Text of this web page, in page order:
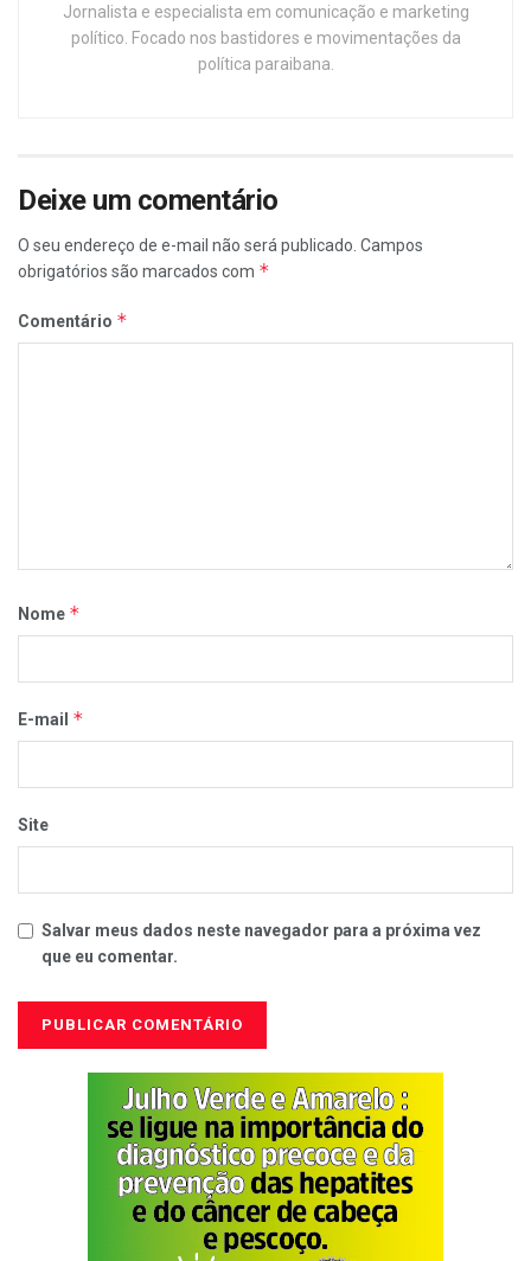
Jornalista e especialista em comunicação e marketing
político. Focado nos bastidores e movimentações da
política paraibana.
Deixe um comentário
O seu endereço de e-mail não será publicado. Campos
obrigatórios são marcados com *
Comentário *
Nome *
E-mail *
Site
Salvar meus dados neste navegador para a próxima vez
que eu comentar.